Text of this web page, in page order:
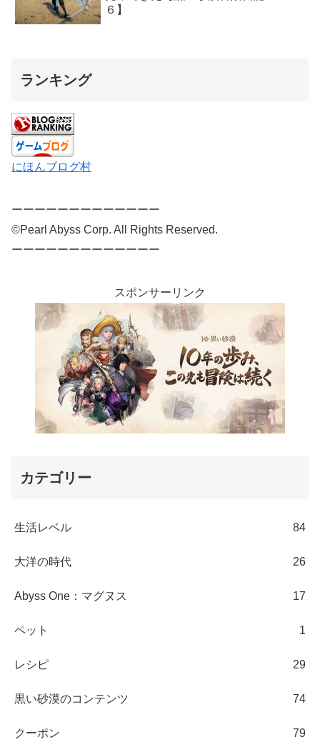
６】
ランキング
にほんブログ村
ーーーーーーーーーーーーー
©Pearl Abyss Corp. All Rights Reserved.
ーーーーーーーーーーーーー
スポンサーリンク
カテゴリー
生活レベル 84
大洋の時代 26
Abyss One：マグヌス 17
ペット 1
レシピ 29
黒い砂漠のコンテンツ 74
クーポン 79